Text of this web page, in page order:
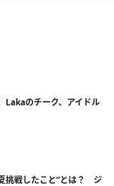
Lakaのチーク、アイドル
挑戦したこと”とは？ ジ